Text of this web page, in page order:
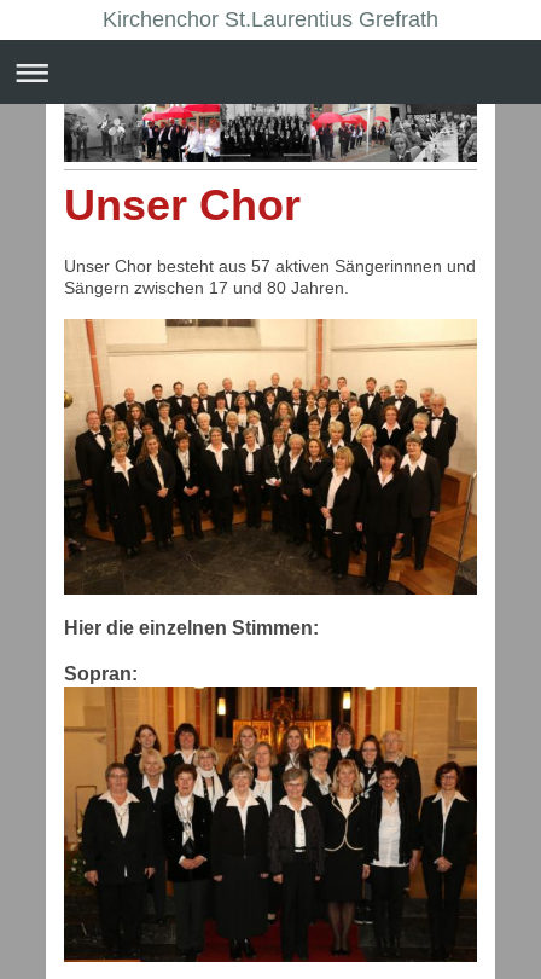
Kirchenchor St.Laurentius Grefrath
Unser Chor
Unser Chor besteht aus 57 aktiven Sängerinnnen und
Sängern zwischen 17 und 80 Jahren.
Hier die einzelnen Stimmen:
Sopran: